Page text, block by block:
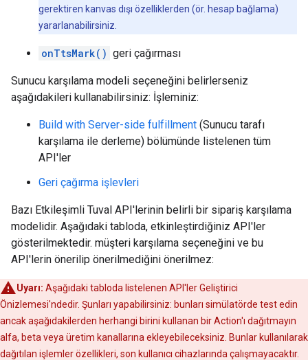
gerektiren kanvas dışı özelliklerden (ör. hesap bağlama)
yararlanabilirsiniz.
onTtsMark() geri çağırması
Sunucu karşılama modeli seçeneğini belirlerseniz
aşağıdakileri kullanabilirsiniz: İşleminiz:
Build with Server-side fulfillment (Sunucu tarafı
karşılama ile derleme) bölümünde listelenen tüm
API'ler
Geri çağırma işlevleri
Bazı Etkileşimli Tuval API'lerinin belirli bir sipariş karşılama
modelidir. Aşağıdaki tabloda, etkinleştirdiğiniz API'ler
gösterilmektedir. müşteri karşılama seçeneğini ve bu
API'lerin önerilip önerilmediğini önerilmez:
Uyarı: Aşağıdaki tabloda listelenen API'ler Geliştirici
Önizlemesi'ndedir. Şunları yapabilirsiniz: bunları simülatörde test edin
ancak aşağıdakilerden herhangi birini kullanan bir Action'ı dağıtmayın
alfa, beta veya üretim kanallarına ekleyebileceksiniz. Bunlar kullanılarak
dağıtılan işlemler özellikleri, son kullanıcı cihazlarında çalışmayacaktır.